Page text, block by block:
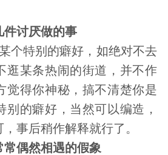
件讨厌做的事
特别的癖好，如绝对不去
逛某条热闹的街道，并不作
觉得你神秘，搞不清楚你是
别的癖好，当然可以编造，
事后稍作解释就行了。
常偶然相遇的假象